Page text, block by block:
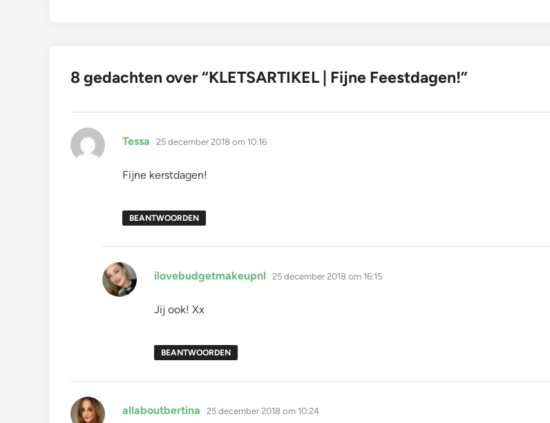
8 gedachten over “KLETSARTIKEL | Fijne Feestdagen!”
Tessa schreef:
25 december 2018 om 10:16
Fijne kerstdagen!
BEANTWOORDEN
ilovebudgetmakeupnl schreef:
25 december 2018 om 16:15
Jij ook! Xx
BEANTWOORDEN
allaboutbertina schreef:
25 december 2018 om 10:24